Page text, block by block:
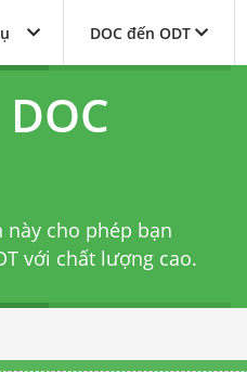
DOC đến ODT
cho phép bạn
với chất lượng cao.